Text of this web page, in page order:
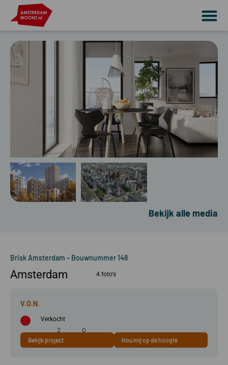
Bekijk alle media
Brisk Amsterdam – Bouwnummer 148
Amsterdam 4 foto's
Verkocht
59 m²
2
kamer(s)
0
Bekijk project Hou mij op de hoogte